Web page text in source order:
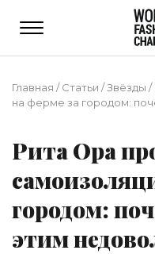
Главная /Статьи /Звёзды /
на ферме за городом:
Рита Ора
городом:
этим